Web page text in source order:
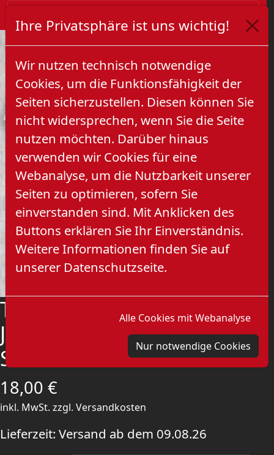
Ihre Privatsphäre ist uns wichtig!
Wir nutzen technisch notwendige
Cookies, um die Funktionsfähigkeit der
Seiten sicherzustellen. Diesen können Sie
nicht widersprechen, wenn Sie die Seite
nutzen möchten. Darüber hinaus
verwenden wir Cookies für eine
Webanalyse, um die Nutzbarkeit unserer
Seiten zu optimieren, sofern Sie
einverstanden sind. Mit Anklicken des
Buttons erklären Sie Ihr Einverständnis.
Weitere Informationen finden Sie auf
unserer Datenschutzseite.
Alle Cookies mit Webanalyse
Nur notwendige Cookies
Previous Next
T-Shirt: Rote Jugend -
Jugend Zukunft
Sozialismus
18,00 €
inkl. MwSt. zzgl. Versandkosten
Lieferzeit: Versand ab dem 09.08.26